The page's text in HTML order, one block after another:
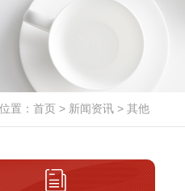
置： 首页 > 新闻资讯 > 其他